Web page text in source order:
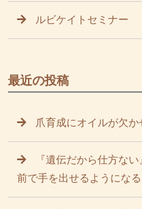
ルビケイトセミナー
最近の投稿
爪育成にオイルが欠か
『遺伝だから仕方な
前で手を出せるようにな